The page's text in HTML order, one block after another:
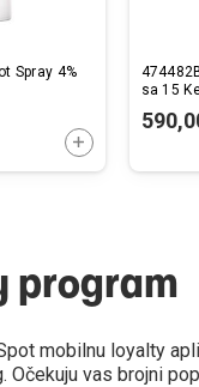
Spray 4%
DODAJTE U
sa 15
program
mobilnu loyalty
Očekuju vas brojni